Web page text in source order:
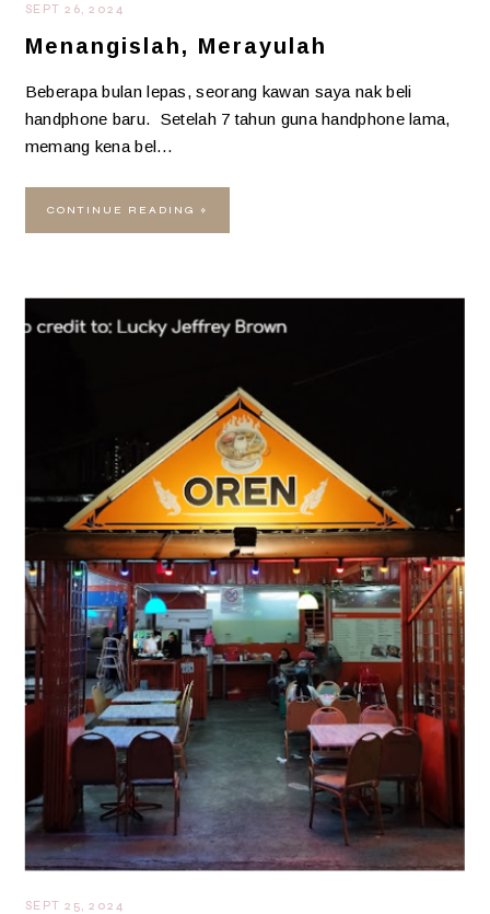
SEPT 26, 2024
Menangislah, Merayulah
Beberapa bulan lepas, seorang kawan saya nak beli
handphone baru. Setelah 7 tahun guna handphone lama,
memang kena bel…
CONTINUE READING »
SEPT 25, 2024